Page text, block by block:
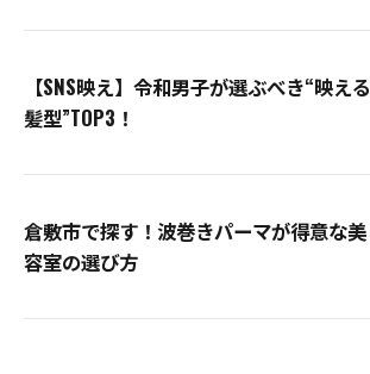
【SNS映え】令和男子が選ぶべき“映える
髪型”TOP3！
倉敷市で探す！波巻きパーマが得意な美
容室の選び方